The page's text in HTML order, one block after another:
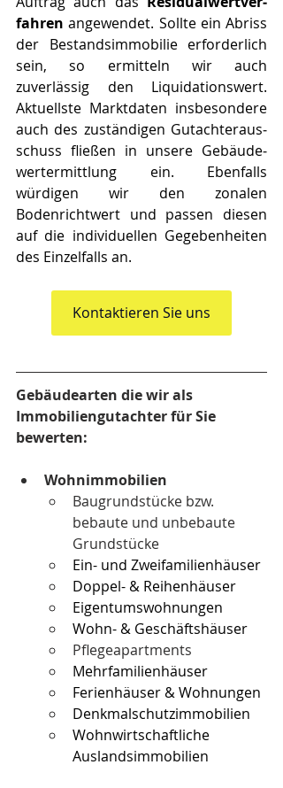
fah­ren angewendet. Sollte ein Abriss
der Bestandsimmobilie erforderlich
sein, so ermitteln wir auch
zuverlässig den Liquidationswert.
Aktuellste Marktdaten insbesondere
auch des zuständigen Gut­ach­ter­aus­
schus­s fließen in unsere Ge­bäu­de­
wert­ermitt­lung ein. Ebenfalls
würdigen wir den zonalen
Bodenrichtwert und passen diesen
auf die individuellen Gegebenheiten
des Einzelfalls an.
Kontaktieren Sie uns
Gebäudearten die wir als
Immobiliengutachter für Sie
bewerten:
Wohnimmobilien
Baugrundstücke bzw.
bebaute und unbebaute
Grundstücke
Ein- und Zwei­fa­mi­li­en­häu­ser
Doppel- & Reihenhäuser
Ei­gen­tums­woh­nun­gen
Wohn- & Geschäftshäuser
Pflegeapartments
Mehr­fa­mi­li­en­häu­ser
Ferienhäuser & Wohnungen
Denkmalschutzimmobilien
Wohnwirtschaftliche
Auslandsimmobilien